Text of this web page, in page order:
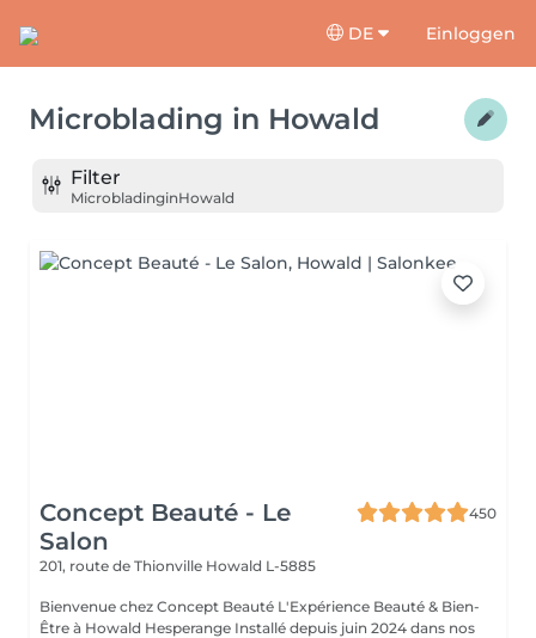
DE Einloggen
Microblading in Howald
Filter
MicrobladinginHowald
Concept Beauté - Le
Salon
450
201, route de Thionville Howald L-5885
Bienvenue chez Concept Beauté L'Expérience Beauté & Bien-
Être à Howald Hesperange Installé depuis juin 2024 dans nos